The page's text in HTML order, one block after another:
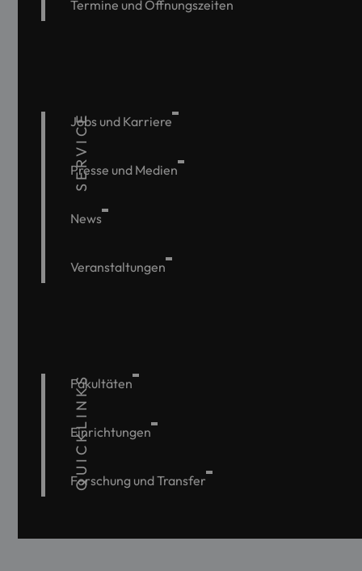
Termine und Öffnungszeiten
SERVICE
Jobs und Karriere
Presse und Medien
News
Veranstaltungen
QUICKLINKS
Fakultäten
Einrichtungen
Forschung und Transfer